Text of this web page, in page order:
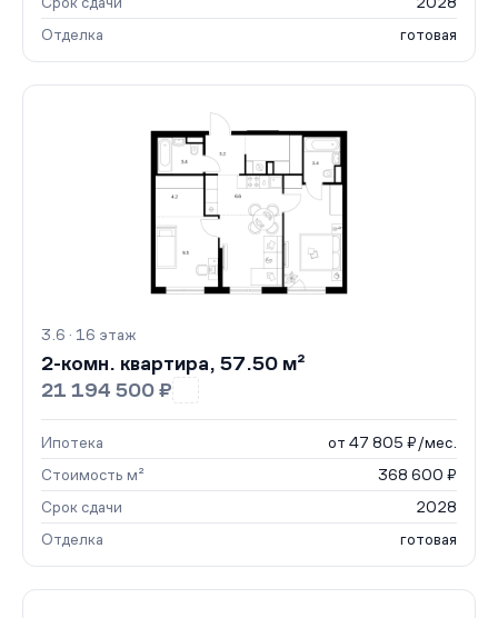
Отделка
готовая
3.6 · 16 этаж
2-комн. квартира, 57.50 м²
21 194 500 ₽
Ипотека
от 47 805 ₽/мес.
Стоимость м²
368 600 ₽
Срок сдачи
2028
Отделка
готовая